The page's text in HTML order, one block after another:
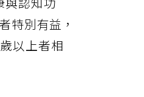
與認知功
特別有益，
以上者相